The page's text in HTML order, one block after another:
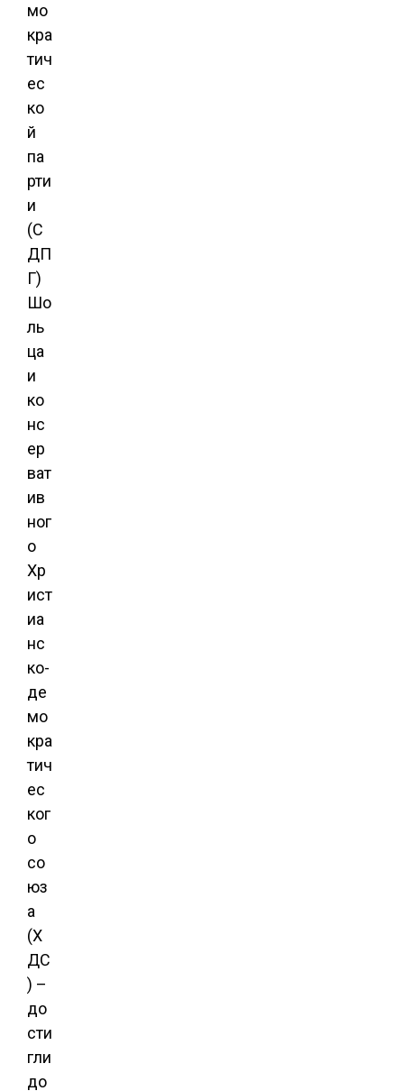
мо
кра
тич
ес
ко
й
па
рти
и
(С
ДП
Г)
Шо
ль
ца
и
ко
нс
ер
ват
ив
ног
о
Хр
ист
иа
нс
ко-
де
мо
кра
тич
ес
ког
о
со
юз
а
(Х
ДС
) –
до
сти
гли
до